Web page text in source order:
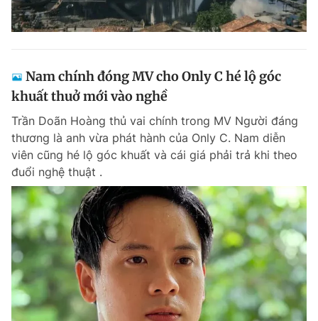
Nam chính đóng MV cho Only C hé lộ góc
khuất thuở mới vào nghề
Trần Doãn Hoàng thủ vai chính trong MV Người đáng
thương là anh vừa phát hành của Only C. Nam diễn
viên cũng hé lộ góc khuất và cái giá phải trả khi theo
đuổi nghệ thuật .